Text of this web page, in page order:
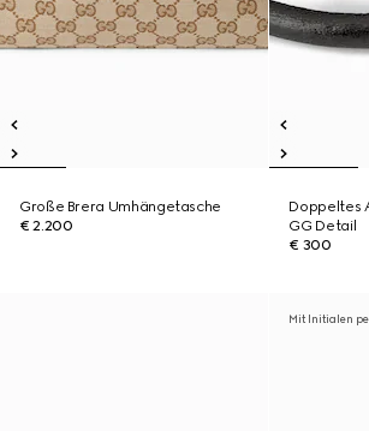
Große Brera Umhängetasche
€ 2.200
Doppeltes
GG Detail
€ 300
Mit Initialen